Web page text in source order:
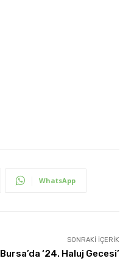
WhatsApp
SONRAKI İÇERIK
Bursa’da ‘24. Haluj Gecesi’